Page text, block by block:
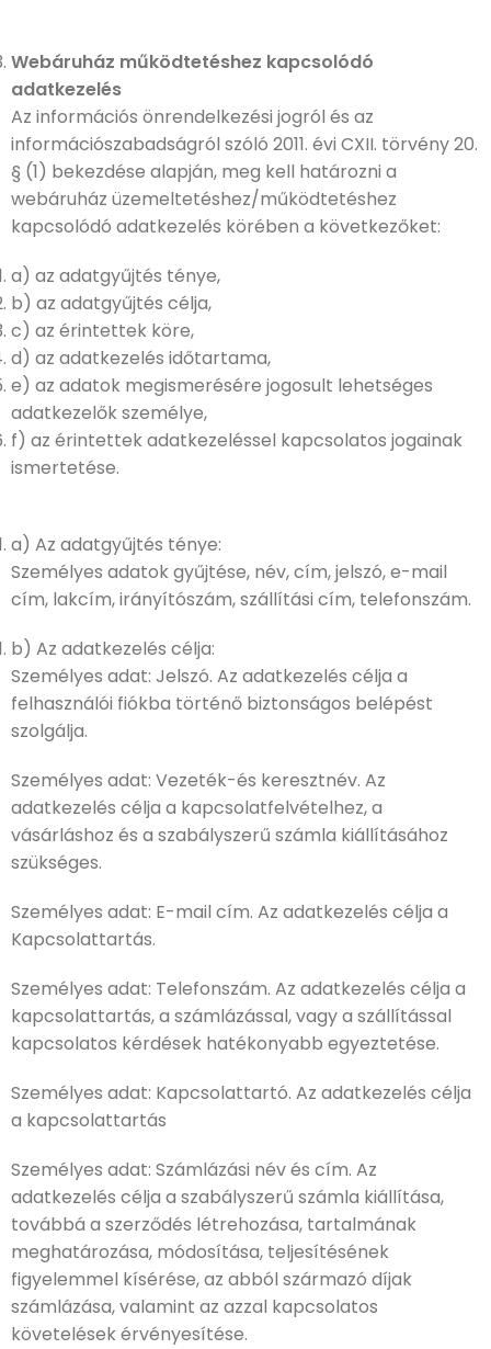
Webáruház működtetéshez kapcsolódó
adatkezelés
Az információs önrendelkezési jogról és az
információszabadságról szóló 2011. évi CXII. törvény 20.
§ (1) bekezdése alapján, meg kell határozni a
webáruház üzemeltetéshez/működtetéshez
kapcsolódó adatkezelés körében a következőket:
a) az adatgyűjtés ténye,
b) az adatgyűjtés célja,
c) az érintettek köre,
d) az adatkezelés időtartama,
e) az adatok megismerésére jogosult lehetséges
adatkezelők személye,
f) az érintettek adatkezeléssel kapcsolatos jogainak
ismertetése.
a) Az adatgyűjtés ténye:
Személyes adatok gyűjtése, név, cím, jelszó, e-mail
cím, lakcím, irányítószám, szállítási cím, telefonszám.
b) Az adatkezelés célja:
Személyes adat: Jelszó. Az adatkezelés célja a
felhasználói fiókba történő biztonságos belépést
szolgálja.
Személyes adat: Vezeték-és keresztnév. Az
adatkezelés célja a kapcsolatfelvételhez, a
vásárláshoz és a szabályszerű számla kiállításához
szükséges.
Személyes adat: E-mail cím. Az adatkezelés célja a
Kapcsolattartás.
Személyes adat: Telefonszám. Az adatkezelés célja a
kapcsolattartás, a számlázással, vagy a szállítással
kapcsolatos kérdések hatékonyabb egyeztetése.
Személyes adat: Kapcsolattartó. Az adatkezelés célja
a kapcsolattartás
Személyes adat: Számlázási név és cím. Az
adatkezelés célja a szabályszerű számla kiállítása,
továbbá a szerződés létrehozása, tartalmának
meghatározása, módosítása, teljesítésének
figyelemmel kísérése, az abból származó díjak
számlázása, valamint az azzal kapcsolatos
követelések érvényesítése.